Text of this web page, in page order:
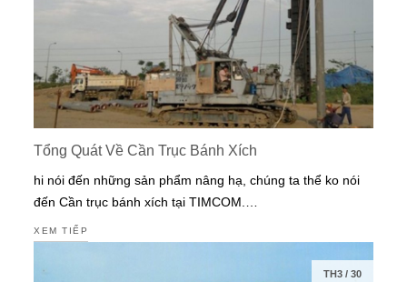
Tổng Quát Về Cần Trục Bánh Xích
hi nói đến những sản phẩm nâng hạ, chúng ta thể ko nói
đến Cần trục bánh xích tại TIMCOM.…
XEM TIẾP
TH3/ 30